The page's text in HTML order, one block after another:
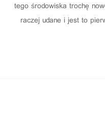
tego środowiska trochę
raczej udane i jest to